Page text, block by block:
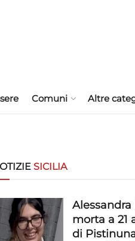
Comuni Altre
SICILIA
Alessandra
morta a 21
di